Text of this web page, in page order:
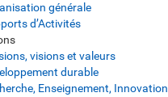
générale
d’Activités
visions et valeurs
durable
Enseignement, Innovation